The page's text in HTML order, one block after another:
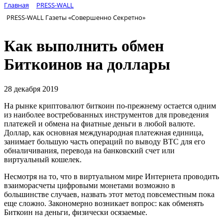
Главная
PRESS-WALL
PRESS-WALL Газеты «Совершенно Секретно»
Как выполнить обмен
Биткоинов на доллары
28 декабря 2019
На рынке криптовалют биткоин по-прежнему остается одним
из наиболее востребованных инструментов для проведения
платежей и обмена на фиатные деньги в любой валюте.
Доллар, как основная международная платежная единица,
занимает большую часть операций по выводу ВТС для его
обналичивания, перевода на банковский счет или
виртуальный кошелек.
Несмотря на то, что в виртуальном мире Интернета проводить
взаиморасчеты цифровыми монетами возможно в
большинстве случаев, назвать этот метод повсеместным пока
еще сложно. Закономерно возникает вопрос: как обменять
Биткоин на деньги, физически осязаемые.